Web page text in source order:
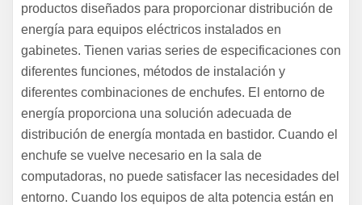
productos diseñados para proporcionar distribución de
energía para equipos eléctricos instalados en
gabinetes. Tienen varias series de especificaciones con
diferentes funciones, métodos de instalación y
diferentes combinaciones de enchufes. El entorno de
energía proporciona una solución adecuada de
distribución de energía montada en bastidor. Cuando el
enchufe se vuelve necesario en la sala de
computadoras, no puede satisfacer las necesidades del
entorno. Cuando los equipos de alta potencia están en